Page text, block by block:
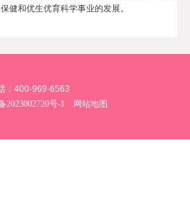
健和优生优育科学事业的发展。
：400-969-6563
2023002720号-1 网站地图